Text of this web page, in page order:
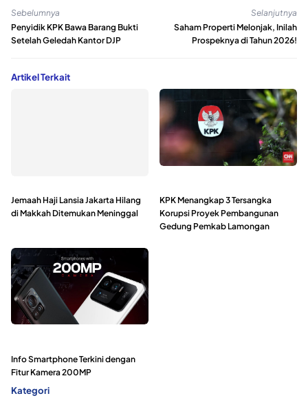
Sebelumnya
Penyidik KPK Bawa Barang Bukti
Setelah Geledah Kantor DJP
Selanjutnya
Saham Properti Melonjak, Inilah
Prospeknya di Tahun 2026!
Artikel Terkait
Jemaah Haji Lansia Jakarta Hilang
di Makkah Ditemukan Meninggal
KPK Menangkap 3 Tersangka
Korupsi Proyek Pembangunan
Gedung Pemkab Lamongan
Info Smartphone Terkini dengan
Fitur Kamera 200MP
Kategori